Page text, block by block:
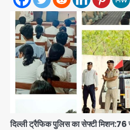
दिल्ली ट्रैफिक पुलिस का सेफ्टी मिशन:76